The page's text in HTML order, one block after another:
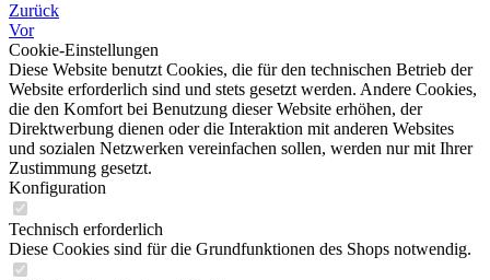
Zurück
Vor
Cookie-Einstellungen
Diese Website benutzt Cookies, die für den technischen Betrieb der
Website erforderlich sind und stets gesetzt werden. Andere Cookies,
die den Komfort bei Benutzung dieser Website erhöhen, der
Direktwerbung dienen oder die Interaktion mit anderen Websites
und sozialen Netzwerken vereinfachen sollen, werden nur mit Ihrer
Zustimmung gesetzt.
Konfiguration
Technisch erforderlich
Diese Cookies sind für die Grundfunktionen des Shops notwendig.